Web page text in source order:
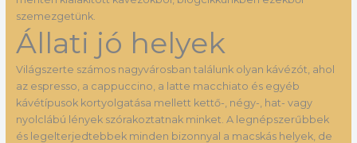
szemezgetünk.
Állati jó helyek
Világszerte számos nagyvárosban találunk olyan kávézót, ahol
az espresso, a cappuccino, a latte macchiato és egyéb
kávétípusok kortyolgatása mellett kettő-, négy-, hat- vagy
nyolclábú lények szórakoztatnak minket. A legnépszerűbbek
és legelterjedtebbek minden bizonnyal a macskás helyek, de